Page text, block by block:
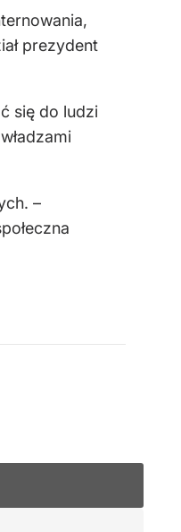
prezydent
się do ludzi
–